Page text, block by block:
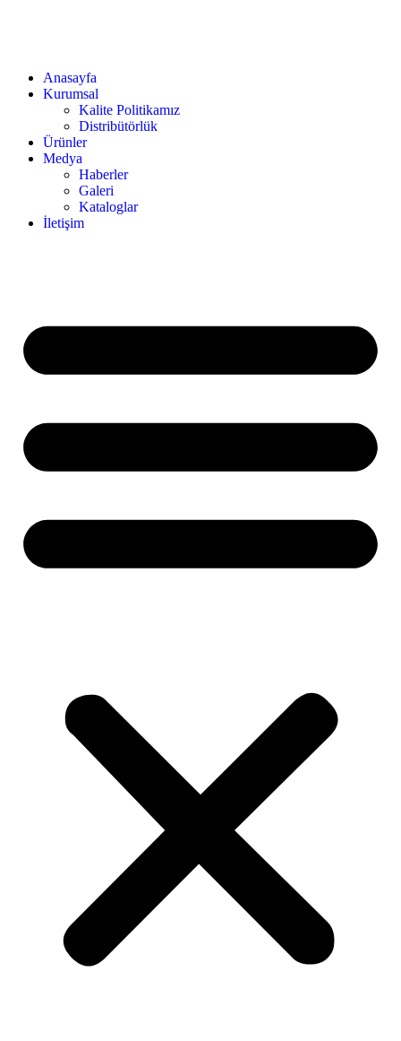
Anasayfa
Kurumsal
Kalite Politikamız
Distribütörlük
Ürünler
Medya
Haberler
Galeri
Kataloglar
İletişim